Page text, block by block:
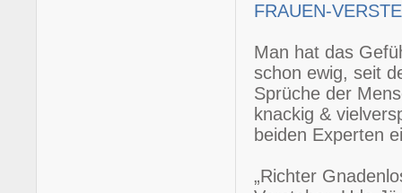
FRAUEN-
Man hat das
schon ewig, seit
Sprüche der
knackig &
beiden Experten
„Richter